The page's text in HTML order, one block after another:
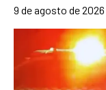
9 de agosto de 2026